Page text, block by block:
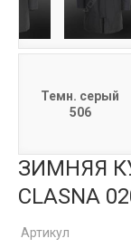
Темн. серый
506
ЗИМНЯЯ
CLASNA
Артикул